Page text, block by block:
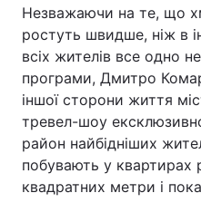
Незважаючи на те, що
ростуть швидше, ніж в
всіх жителів все одно
програми, Дмитро
іншої сторони життя
тревел-шоу
район найбідніших
побувають у квартирах
квадратних метри і